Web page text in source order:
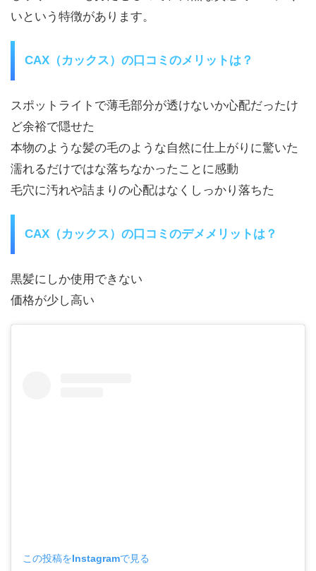
いという特徴があります。
CAX（カックス）の口コミのメリットは？
スポットライトで薄毛部分が透けないか心配だったけ
ど余裕で隠せた
本物のような髪の毛のような自然に仕上がりに驚いた
濡れるだけではな落ちなかったことに感動
毛穴に汚れや詰まりの心配はなくしっかり落ちた
CAX（カックス）の口コミのデメメリットは？
黒髪にしか使用できない
価格が少し高い
この投稿をInstagramで見る